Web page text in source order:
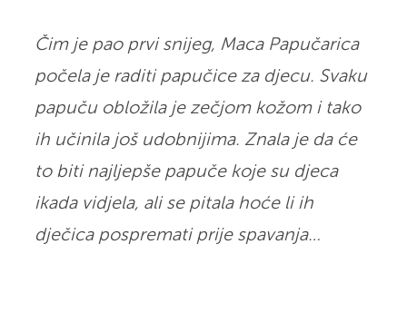
Čim je pao prvi snijeg, Maca Papučarica
počela je raditi papučice za djecu. Svaku
papuču obložila je zečjom kožom i tako
ih učinila još udobnijima. Znala je da će
to biti najljepše papuče koje su djeca
ikada vidjela, ali se pitala hoće li ih
dječica pospremati prije spavanja…